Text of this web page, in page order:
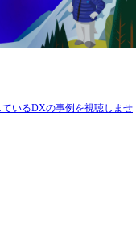
いるDXの事例を視聴しませ